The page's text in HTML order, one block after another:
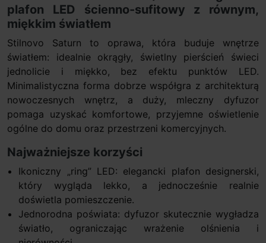
plafon LED ścienno-sufitowy z równym,
miękkim światłem
Stilnovo Saturn to oprawa, która buduje wnętrze
światłem: idealnie okrągły, świetlny pierścień świeci
jednolicie i miękko, bez efektu punktów LED.
Minimalistyczna forma dobrze współgra z architekturą
nowoczesnych wnętrz, a duży, mleczny dyfuzor
pomaga uzyskać komfortowe, przyjemne oświetlenie
ogólne do domu oraz przestrzeni komercyjnych.
Najważniejsze korzyści
Ikoniczny „ring” LED: elegancki plafon designerski,
który wygląda lekko, a jednocześnie realnie
doświetla pomieszczenie.
Jednorodna poświata: dyfuzor skutecznie wygładza
światło, ograniczając wrażenie olśnienia i